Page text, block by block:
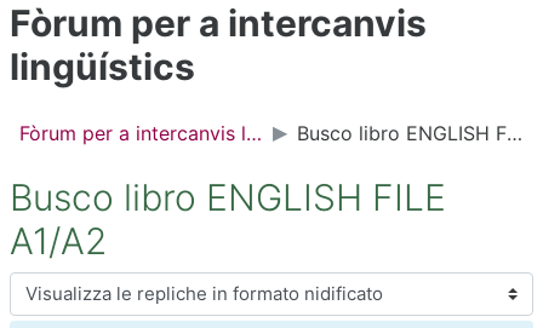
Fòrum per a intercanvis
lingüístics
Fòrum per a intercanvis lingüístics Busco libro ENGLISH FILE A1/A2
Busco libro ENGLISH FILE
A1/A2
Modalità visualizzazione